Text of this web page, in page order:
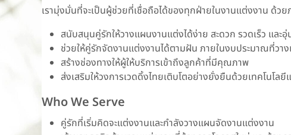
เรามุ่งมั่นที่จะเป็นผู้ช่วยที่เชื่อถือได้ของทุกฝ่ายในงานแต่งงาน ด้วย
สนับสนุนคู่รักให้วางแผนงานแต่งได้ง่าย สะดวก รวดเร็ว และอุ่
ช่วยให้คู่รักจัดงานแต่งงานได้ตามฝัน ภายในงบประมาณที่วาง
สร้างช่องทางให้ผู้ให้บริการเข้าถึงลูกค้าที่มีคุณภาพ
ส่งเสริมให้วงการเวดดิ้งไทยเติบโตอย่างยั่งยืนด้วยเทคโนโลยี
Who We Serve
คู่รักที่เริ่มคิดจะแต่งงานและกำลังวางแผนจัดงานแต่งงาน